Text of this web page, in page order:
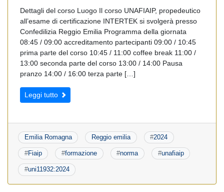
Dettagli del corso Luogo Il corso UNAFIAIP, propedeutico
all’esame di certificazione INTERTEK si svolgerà presso
Confedilizia Reggio Emilia Programma della giornata
08:45 / 09:00 accreditamento partecipanti 09:00 / 10:45
prima parte del corso 10:45 / 11:00 coffee break 11:00 /
13:00 seconda parte del corso 13:00 / 14:00 Pausa
pranzo 14:00 / 16:00 terza parte […]
Leggi tutto
Emilia Romagna Reggio emilia #2024
#Fiaip #formazione #norma #unafiaip
#uni11932:2024